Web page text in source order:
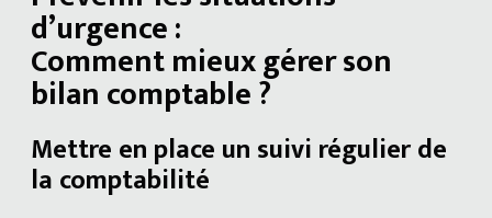
d’urgence :
Comment mieux gérer son
bilan comptable ?
Mettre en place un suivi régulier de
la comptabilité